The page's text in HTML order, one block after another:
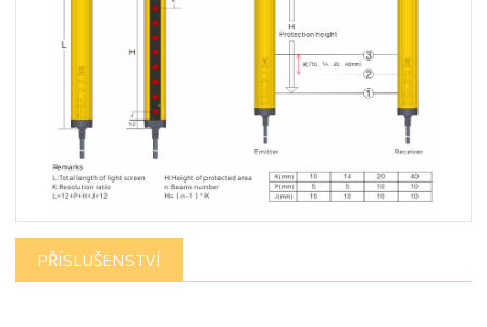
PŘÍSLUŠENSTVÍ